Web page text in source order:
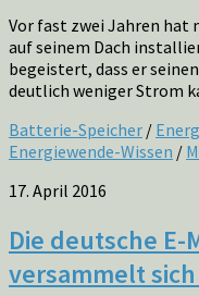
Vor fast zwei Jahren hat
auf seinem Dach
begeistert, dass er
deutlich weniger Strom
Batterie-Speicher /
Energiewende-Wissen /
17. April 2016
Die deutsche
versammelt